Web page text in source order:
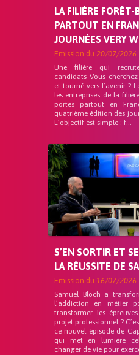
LA FILIÈRE FORÊT-
PARTOUT EN
JOURNÉES VERY
Emission du 20/07/2026
Une filière qui
candidats Vous
et tourné vers l’avenir ?
les entreprises de la
portes partout en
quatrième édition des
L’objectif est simple : f...
S’EN SORTIR ET
LA RÉUSSITE DE
Emission du 16/07/2026
Samuel Bloch a
l’addiction en métier
transformer les
projet professionnel ?
ce nouvel épisode de
qui met en lumière
changer de vie pour